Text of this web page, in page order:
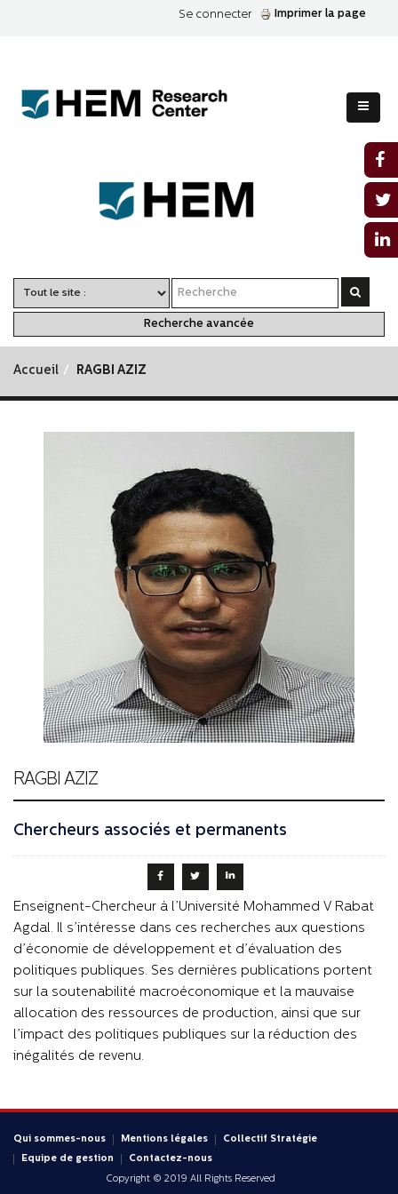
Se connecter Imprimer la page
Recherche avancée
Accueil RAGBI AZIZ
RAGBI AZIZ
Chercheurs associés et permanents
Enseignent-Chercheur à l’Université Mohammed V Rabat
Agdal. Il s’intéresse dans ces recherches aux questions
d’économie de développement et d’évaluation des
politiques publiques. Ses dernières publications portent
sur la soutenabilité macroéconomique et la mauvaise
allocation des ressources de production, ainsi que sur
l’impact des politiques publiques sur la réduction des
inégalités de revenu.
Qui sommes-nous Mentions légales
Collectif Stratégie
Equipe de gestion
Contactez-nous
Copyright © 2019 All Rights Reserved